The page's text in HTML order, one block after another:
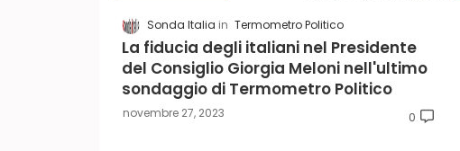
Sonda Italia Termometro Politico
La fiducia degli italiani nel Presidente
del Consiglio Giorgia Meloni nell'ultimo
sondaggio di Termometro Politico
novembre 27, 2023 0